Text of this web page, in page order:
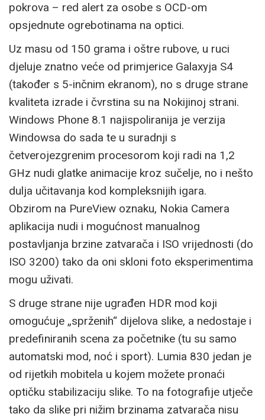
pokrova – red alert za osobe s OCD-om
opsjednute ogrebotinama na optici.
Uz masu od 150 grama i oštre rubove, u ruci
djeluje znatno veće od primjerice Galaxyja S4
(također s 5-inčnim ekranom), no s druge strane
kvaliteta izrade i čvrstina su na Nokijinoj strani.
Windows Phone 8.1 najispoliranija je verzija
Windowsa do sada te u suradnji s
četverojezgrenim procesorom koji radi na 1,2
GHz nudi glatke animacije kroz sučelje, no i nešto
dulja učitavanja kod kompleksnijih igara.
Obzirom na PureView oznaku, Nokia Camera
aplikacija nudi i mogućnost manualnog
postavljanja brzine zatvarača i ISO vrijednosti (do
ISO 3200) tako da oni skloni foto eksperimentima
mogu uživati.
S druge strane nije ugrađen HDR mod koji
omogućuje „sprženih“ dijelova slike, a nedostaje i
predefiniranih scena za početnike (tu su samo
automatski mod, noć i sport). Lumia 830 jedan je
od rijetkih mobitela u kojem možete pronaći
optičku stabilizaciju slike. To na fotografije utječe
tako da slike pri nižim brzinama zatvarača nisu